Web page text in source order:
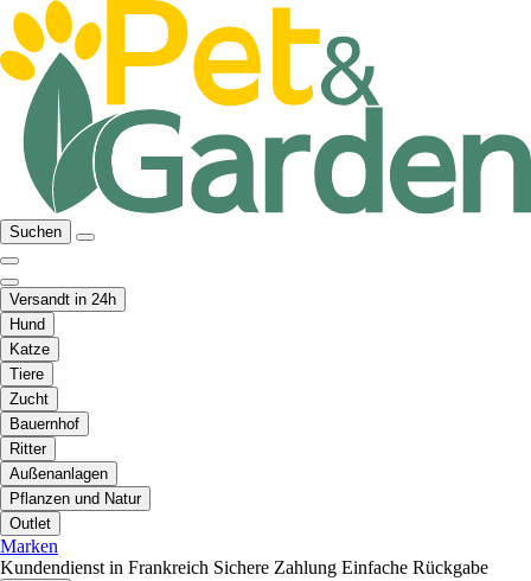
Suchen
Versandt in 24h
Hund
Katze
Tiere
Zucht
Bauernhof
Ritter
Außenanlagen
Pflanzen und Natur
Outlet
Marken
Kundendienst in Frankreich Sichere Zahlung Einfache Rückgabe